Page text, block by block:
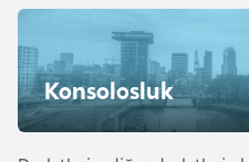
a
V
i
z
e
Konsolosluk
A
v
u